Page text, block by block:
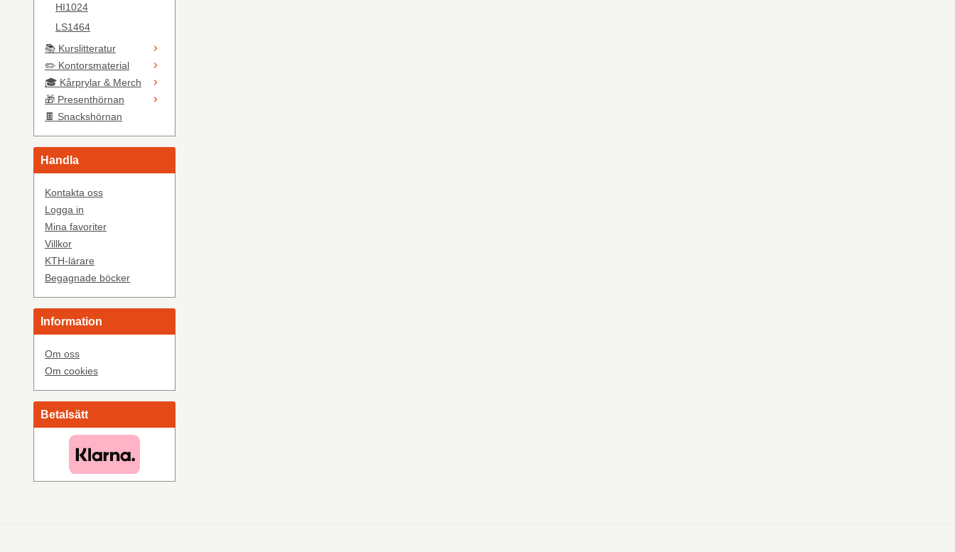
HI1024
LS1464
📚 Kurslitteratur
✏️ Kontorsmaterial
🎓 Kårprylar & Merch
🎁 Presenthörnan
🍫 Snackshörnan
Handla
Kontakta oss
Logga in
Mina favoriter
Villkor
KTH-lärare
Begagnade böcker
Information
Om oss
Om cookies
Betalsätt